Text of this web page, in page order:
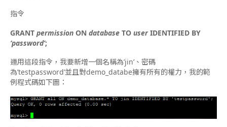
指令
GRANT permission ON database TO userIDENTIFIED BY
‘password’;
運用這段指令，我要新增一個名稱為’jin’、密碼
為’testpassword’並且對demo_databe擁有所有的權力，我的範
例程式碼如下圖：